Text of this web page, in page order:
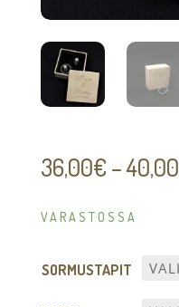
36,00€ –40,00
VARASTOSSA
SORMUSTAPIT